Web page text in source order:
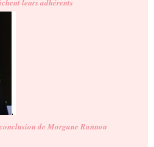
leurs adhérents
de Morgane Rannou